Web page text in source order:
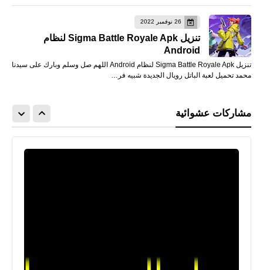
26 نوفمبر 2022
تنزيل Sigma Battle Royale Apk لنظام
Android
تنزيل Sigma Battle Royale Apk لنظام Android اللهم صل وسلم وبارك على سيدنا
محمد تحميل لعبة الباتل رويال الجديدة شبيه فر…
مشاركات عشوائية